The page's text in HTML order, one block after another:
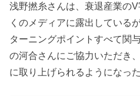
浅野撚糸さんは、衰退産業の
くのメディアに露出している
ターニングポイントすべて関
の河合さんにご協力いただき
に取り上げられるようになっ